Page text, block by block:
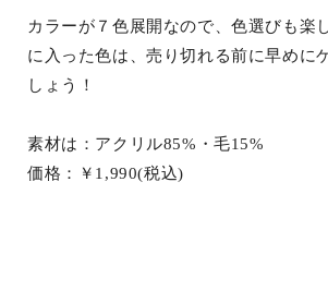
カラーが７色展開なので、色選びも楽
に入った色は、売り切れる前に早めに
しょう！
素材は：アクリル85%・毛15%
価格：￥1,990(税込)